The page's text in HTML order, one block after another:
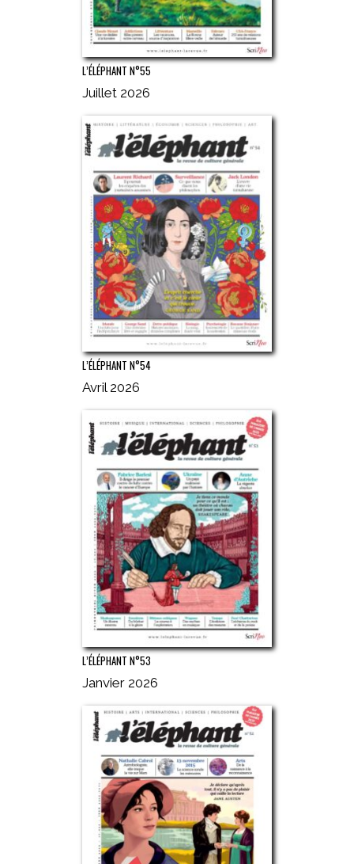
L’ÉLÉPHANT N°55
Juillet 2026
L’ÉLÉPHANT N°54
Avril 2026
L’ÉLÉPHANT N°53
Janvier 2026